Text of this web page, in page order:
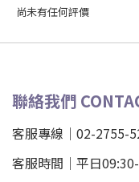
尚未有任何評價
聯絡我們
客服專線｜02-2755-
客服時間｜平日